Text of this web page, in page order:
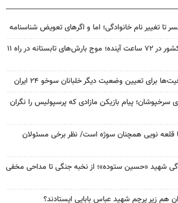
تا تغییر نام خانوادگی؛ اما و اگرهای تعویض شناسنامه
وضعیت جوی کشور در ۷۲ ساعت آینده؛ موج بارش‌های تابستانه در راه ۱۱
برای تعیین وضعیت دیگر خلبانان سوخو ۲۴ ایران
سرخپوشان؛ پیام بازیکن مازادی که پرسپولیس را نگران
قلعه نویی همچنان سوژه است/ نظر برخی مسئولان
شهید «حسین ستوده»؛ از نخبه جنگی تا مداحی مخفی
هم زیر پرچم شهید عباس بابایی ایستادند؟